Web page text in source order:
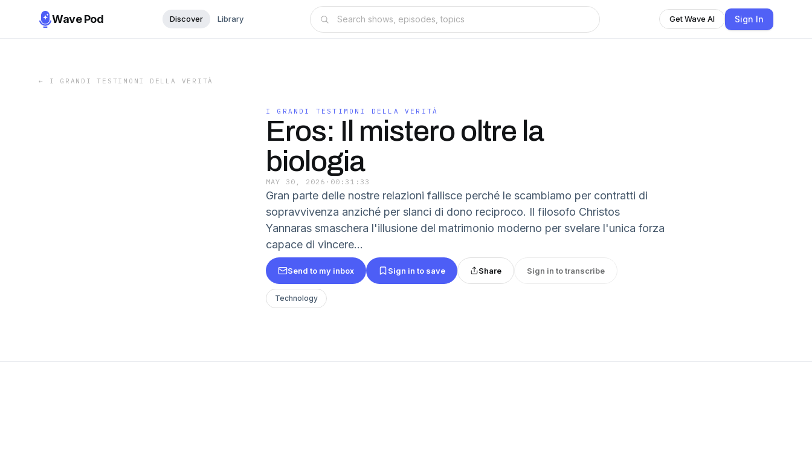
Wave Pod Discover Library Get Wave AI Sign In
← I GRANDI TESTIMONI DELLA VERITÀ
I GRANDI TESTIMONI DELLA VERITÀ
Eros: Il mistero oltre la
biologia
MAY 30, 2026 · 00:31:33
Gran parte delle nostre relazioni fallisce perché le scambiamo per contratti di
sopravvivenza anziché per slanci di dono reciproco. Il filosofo Christos
Yannaras smaschera l'illusione del matrimonio moderno per svelare l'unica forza
capace di vincere...
Send to my inbox Sign in to save Share Sign in to transcribe
Technology